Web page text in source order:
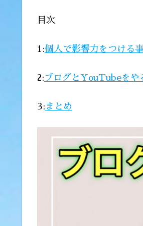
目次
1:個人で影響力をつける
2:ブログとYouTubeをや
3: まとめ